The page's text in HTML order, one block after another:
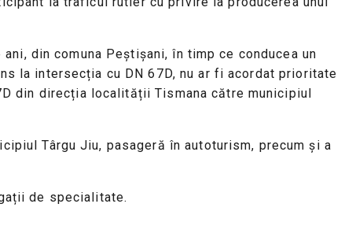
din comuna Peștișani, în timp ce conducea un
la intersecția cu DN 67D, nu ar fi acordat prioritate
din direcția localității Tismana către municipiul
Târgu Jiu, pasageră în autoturism, precum și a
de specialitate.